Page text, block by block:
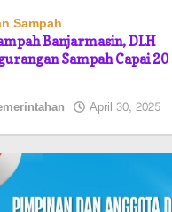
Sampah
Banjarmasin, DLH
Sampah Capai 20
April 30, 2025